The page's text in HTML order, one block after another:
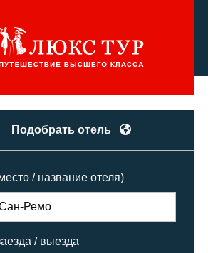
Подобрать отель
/ название отеля)
/ выезда